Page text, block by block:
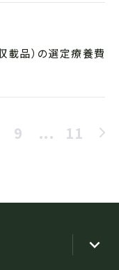
載品）の選定療養費
9 ... 11